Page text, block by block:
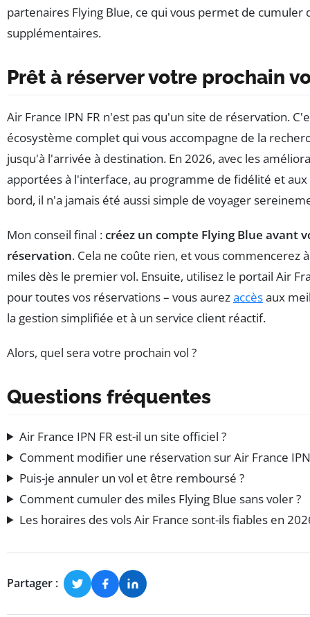
partenaires Flying Blue, ce qui vous permet de cumuler
supplémentaires.
Prêt à réserver votre prochain
Air France IPN FR n'est pas qu'un site de réservation.
écosystème complet qui vous accompagne de la
jusqu'à l'arrivée à destination. En 2026, avec les
apportées à l'interface, au programme de fidélité et aux
bord, il n'a jamais été aussi simple de voyager
Mon conseil final :créez un compte Flying Blue avant
réservation. Cela ne coûte rien, et vous commencerez
miles dès le premier vol. Ensuite, utilisez le portail Air
pour toutes vos réservations – vous aurezaccèsaux
la gestion simplifiée et à un service client réactif.
Alors, quel sera votre prochain vol ?
Questions fréquentes
Air France IPN FR est-il un site officiel ?
Comment modifier une réservation sur Air France IPN
Puis-je annuler un vol et être remboursé ?
Comment cumuler des miles Flying Blue sans voler ?
Les horaires des vols Air France sont-ils fiables en
Partager :